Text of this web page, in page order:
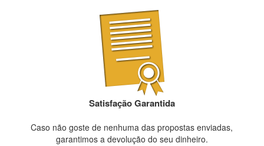
Satisfação Garantida
Caso não goste de nenhuma das propostas enviadas,
garantimos a devolução do seu dinheiro.